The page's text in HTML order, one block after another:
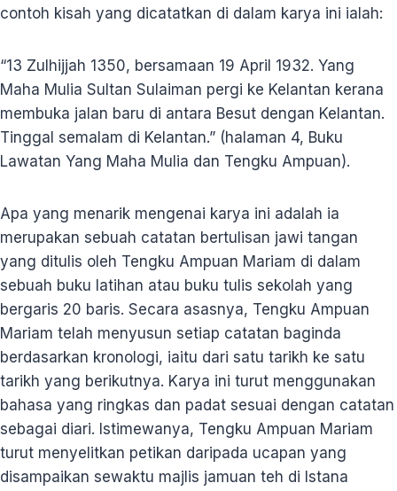
contoh kisah yang dicatatkan di dalam karya ini ialah:
“13 Zulhijjah 1350, bersamaan 19 April 1932. Yang
Maha Mulia Sultan Sulaiman pergi ke Kelantan kerana
membuka jalan baru di antara Besut dengan Kelantan.
Tinggal semalam di Kelantan.” (halaman 4, Buku
Lawatan Yang Maha Mulia dan Tengku Ampuan).
Apa yang menarik mengenai karya ini adalah ia
merupakan sebuah catatan bertulisan jawi tangan
yang ditulis oleh Tengku Ampuan Mariam di dalam
sebuah buku latihan atau buku tulis sekolah yang
bergaris 20 baris. Secara asasnya, Tengku Ampuan
Mariam telah menyusun setiap catatan baginda
berdasarkan kronologi, iaitu dari satu tarikh ke satu
tarikh yang berikutnya. Karya ini turut menggunakan
bahasa yang ringkas dan padat sesuai dengan catatan
sebagai diari. Istimewanya, Tengku Ampuan Mariam
turut menyelitkan petikan daripada ucapan yang
disampaikan sewaktu majlis jamuan teh di Istana